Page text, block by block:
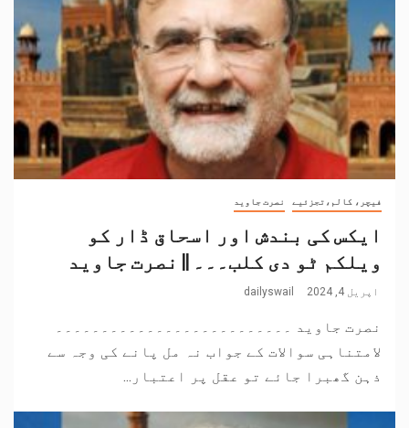
فیچر، کالم،تجزئیے نصرت جاوید
ایکس کی بندش اور اسحاق ڈار کو
ویلکم ٹو دی کلب۔۔۔ || نصرت جاوید
اپریل 4, 2024 dailyswail
نصرت جاوید ۔۔۔۔۔۔۔۔۔۔۔۔۔۔۔۔۔۔۔۔۔۔۔۔۔۔
لامتناہی سوالات کے جواب نہ مل پانے کی وجہ سے
ذہن گھبرا جائے تو عقل پر اعتبار...